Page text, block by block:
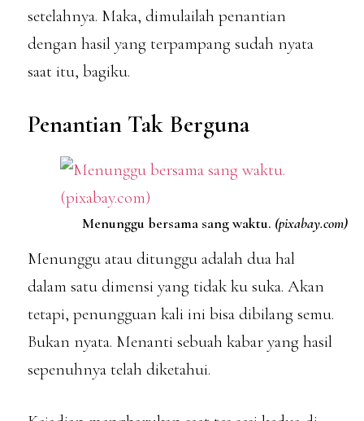
setelahnya. Maka, dimulailah penantian
dengan hasil yang terpampang sudah nyata
saat itu, bagiku.
Penantian Tak Berguna
Menunggu bersama sang waktu. (pixabay.com)
Menunggu atau ditunggu adalah dua hal
dalam satu dimensi yang tidak ku suka. Akan
tetapi, penungguan kali ini bisa dibilang semu.
Bukan nyata. Menanti sebuah kabar yang hasil
sepenuhnya telah diketahui.